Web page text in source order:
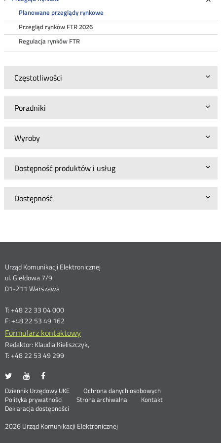
Planowane przeglądy rynkowe
Przegląd rynków FTR 2026
Regulacja rynków FTR
Częstotliwości
Poradniki
Wyroby
Dostępność produktów i usług
Dostępność
Dane
kontaktowe
Urząd Komunikacji Elektronicznej
ul. Giełdowa 7/9
01-211 Warszawa
T: +48 22 33 04 000
F: +48 22 53 49 162
Formularz kontaktowy
Redaktor: Klaudia Kieliszczyk,
T: +48 22 53 49 299
UKE
portalu
Twitter
Otwórz
nowym
oknie
UKE
portalu
Youtube
Otwórz
nowym
oknie
portalu
Facebook
nowym
oknie
Stopka
menu
Dziennik Urzędowy UKE Otwórz
Ochrona danych osobowych
Polityka prywatności
Otwórz
w
oknie
Strona archiwalna
Kontakt
Deklaracja dostępności
2026 Urząd Komunikacji Elektronicznej